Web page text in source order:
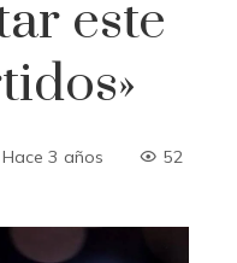
este
Hace 3 años 52